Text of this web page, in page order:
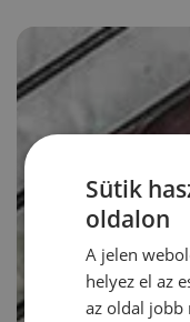
Sütik
oldalon
A jelen
helyez el az
az oldal jobb